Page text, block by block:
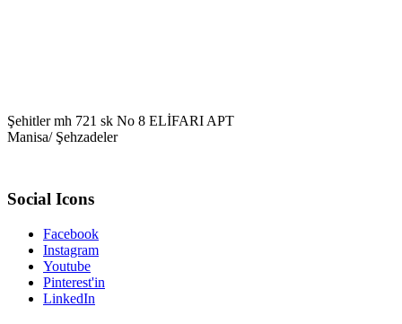
Şehitler mh 721 sk No 8 ELİFARI APT
Manisa/ Şehzadeler
Social Icons
Facebook
Instagram
Youtube
Pinterest'in
LinkedIn